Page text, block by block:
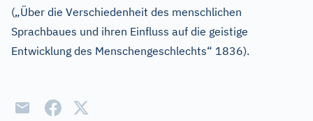
(„Über die Verschiedenheit des menschlichen
Sprachbaues und ihren Einfluss auf die geistige
Entwicklung des Menschengeschlechts“ 1836).